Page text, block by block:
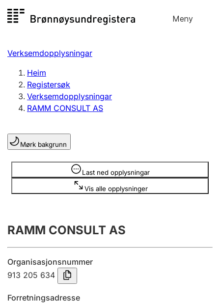
til
Meny
Registersøk
Aksjeselskap
Enkeltpersonføretak
Registrere, endre, slette
Lag og foreining
Registrere, endre, slette
Årsrekneskap
Innsending og forseinkingsgebyr
Tinglysing
Verksemdopplysningar
Heim
Registersøk
Verksemdopplysningar
RAMM CONSULT AS
Mørk bakgrunn
Last ned opplysningar
Vis alle opplysninger
Opplysninger er skjult
RAMM CONSULT AS
Organisasjonsnummer
913 205 634
Forretningsadresse